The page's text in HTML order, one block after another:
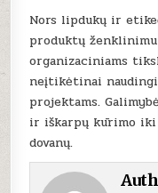
Nors lipdukų ir
produktų
organizaciniams
neįtikėtinai
projektams.
ir iškarpų kūrimo
dovanų.